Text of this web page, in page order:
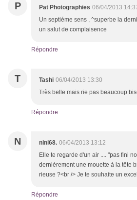
P Pat Photographies 06/04/2013
Un septiéme sens , ^superbe la
un salut de complaisence
Répondre
T Tashi 06/04/2013 13:30
Très belle mais rie pas beaucoup
Répondre
N nini68. 06/04/2013 13:12
Elle te regarde d'un air .... "pas fini
dernièrement une mouette à la tête
rieuse ?<br /> Je te souhaite un
Répondre